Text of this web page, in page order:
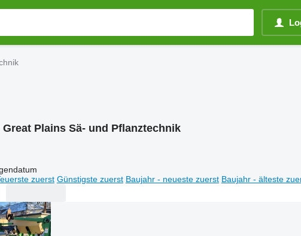
Great Plains Sä- und Pflanztechnik
zuerst Günstigste zuerst Baujahr - neueste zuerst Baujahr - älteste